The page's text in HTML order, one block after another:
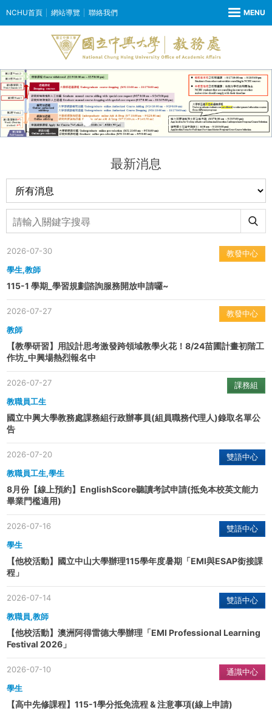
NCHU首頁 網站導覽 聯絡我們
最新消息
教發中心
學生,教師
2026-07-30
115-1 學期_學習規劃諮詢服務開放申請囉~
教發中心
教師
2026-07-27
【教學研習】用設計思考激發跨領域教學火花！8/24苗圃計畫初階工
作坊_中興場熱烈報名中
課務組
教職員工生
2026-07-27
國立中興大學教務處課務組行政辦事員(組員職務代理人)錄取名單公
告
雙語中心
教職員工生,學生
2026-07-20
8月份【線上預約】EnglishScore聽讀考試申請(抵免本校英文能力
畢業門檻適用)
雙語中心
學生
2026-07-16
【他校活動】國立中山大學辦理115學年度暑期「EMI與ESAP銜接課
程」
雙語中心
教職員,教師
2026-07-14
【他校活動】澳洲阿得雷德大學辦理「EMI Professional Learning
Festival 2026」
通識中心
學生
2026-07-10
【高中先修課程】115-1學分抵免流程 & 注意事項(線上申請)